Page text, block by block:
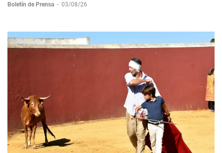
Boletín de Prensa - 03/08/26